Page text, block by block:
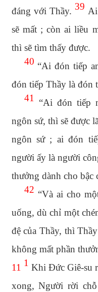
đáng với Thầy. 39
sẽ mất ; còn ai liều
thì sẽ tìm thấy được.
40 “Ai đón tiếp
đón tiếp Thầy là đón
41
“Ai đón tiếp
ngôn sứ, thì sẽ được
ngôn sứ ; ai đón
người ấy là người
thưởng dành cho bậc
42 “Và ai cho
uống, dù chỉ một
đệ của Thầy, thì
không mất phần
11 1 Khi Đức Giê-su
xong, Người rời